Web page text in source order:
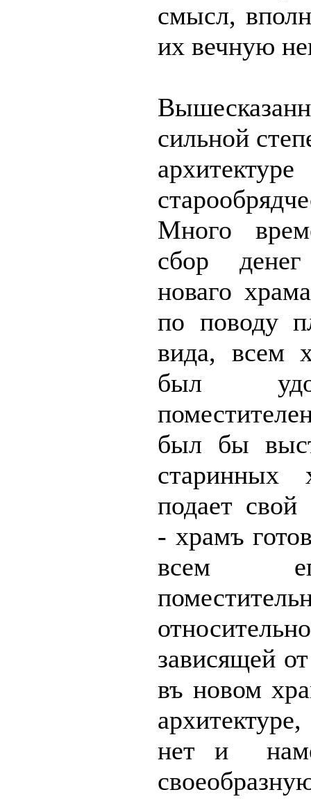
смысл,
их вечную
сильной
Много
сбор
новаго
по поводу
вида, всем
был
был бы
старинных
подает свой
- храмъ
всем
зависящей
въ новом
нет и